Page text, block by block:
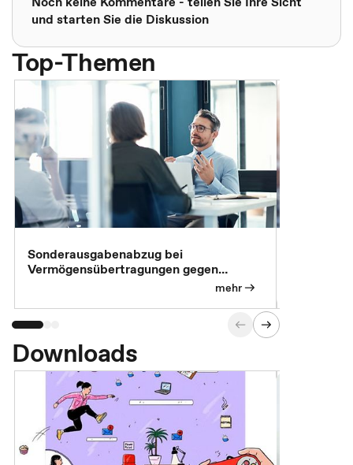
und starten Sie die Diskussion
Top-Themen
Sonderausgabenabzug bei
Vermögensübertragungen gegen
mehr
Downloads